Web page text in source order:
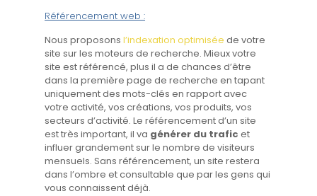
Référencement web :
Nous proposonsl’indexation optimisée de votre
site sur les moteurs de recherche. Mieux votre
site est référencé, plus il a de chances d’être
dans la première page de recherche en tapant
uniquement des mots-clés en rapport avec
votre activité, vos créations, vos produits, vos
secteurs d’activité. Le référencement d’un site
est très important, il va générer du trafic et
influer grandement sur le nombre de visiteurs
mensuels. Sans référencement, un site restera
dans l’ombre et consultable que par les gens qui
vous connaissent déjà.